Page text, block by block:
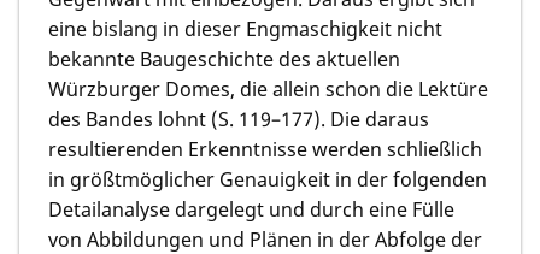
eine bislang in dieser Engmaschigkeit nicht
bekannte Baugeschichte des aktuellen
Würzburger Domes, die allein schon die Lektüre
des Bandes lohnt (S. 119–177). Die daraus
resultierenden Erkenntnisse werden schließlich
in größtmöglicher Genauigkeit in der folgenden
Detailanalyse dargelegt und durch eine Fülle
von Abbildungen und Plänen in der Abfolge der